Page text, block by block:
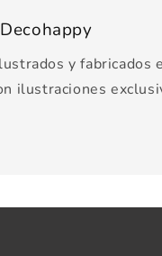
y fabricados
ilustraciones